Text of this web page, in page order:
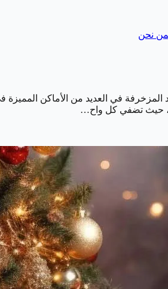
من نحن
في العديد من الأماكن المميزة
حيث تضفي كل واح…